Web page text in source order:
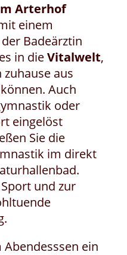
Arterhof
einem
Badeärztin
in dieVitalwelt,
aus
Auch
oder
eingelöst
Sie die
im direkt
und zur
ein